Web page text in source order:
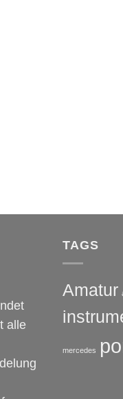
alle
TAGS
Amatur
mercedes